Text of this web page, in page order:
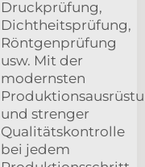
Druckprüfung,
Dichtheitsprüfung,
Röntgenprüfung
usw. Mit der
modernsten
und strenger
Qualitätskontrolle
bei jedem